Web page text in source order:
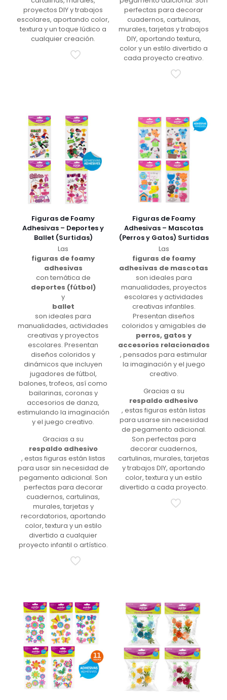
proyectos DIY y trabajos
escolares, aportando color,
textura y un toque lúdico a
cualquier creación.
perfectas para decorar
cuadernos, cartulinas,
murales, tarjetas y trabajos
DIY, aportando textura,
color y un estilo divertido a
cada proyecto creativo.
Figuras de Foamy
Adhesivas – Deportes y
Ballet (Surtidas)
Las
figuras de foamy
adhesivas
con temática de
deportes (fútbol)
y
ballet
son ideales para
manualidades, actividades
creativas y proyectos
escolares. Presentan
diseños coloridos y
dinámicos que incluyen
jugadores de fútbol,
balones, trofeos, así como
bailarinas, coronas y
accesorios de danza,
estimulando la imaginación
y el juego creativo.
Gracias a su
respaldo adhesivo
, estas figuras están listas
para usar sin necesidad de
pegamento adicional. Son
perfectas para decorar
cuadernos, cartulinas,
murales, tarjetas y
recordatorios, aportando
color, textura y un estilo
divertido a cualquier
proyecto infantil o artístico.
Figuras de Foamy
Adhesivas – Mascotas
(Perros y Gatos) Surtidas
Las
figuras de foamy
adhesivas de mascotas
son ideales para
manualidades, proyectos
escolares y actividades
creativas infantiles.
Presentan diseños
coloridos y amigables de
perros, gatos y
accesorios relacionados
, pensados para estimular
la imaginación y el juego
creativo.
Gracias a su
respaldo adhesivo
, estas figuras están listas
para usarse sin necesidad
de pegamento adicional.
Son perfectas para
decorar cuadernos,
cartulinas, murales, tarjetas
y trabajos DIY, aportando
color, textura y un estilo
divertido a cada proyecto.